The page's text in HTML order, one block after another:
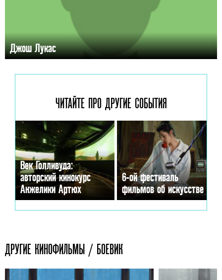
Джош Лукас
ЧИТАЙТЕ ПРО ДРУГИЕ СОБЫТИЯ
Век Голливуда:
авторский кинокурс
Анжелики Артюх
6-ой фестиваль
фильмов об искусстве
ДРУГИЕ КИНОФИЛЬМЫ / БОЕВИК